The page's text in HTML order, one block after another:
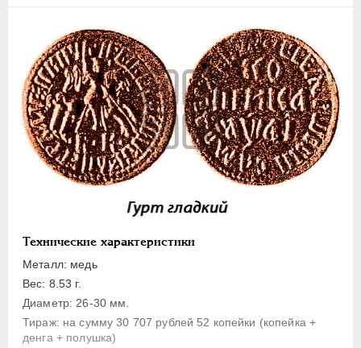
Технические характеристики
Металл: медь
Вес: 8.53 г.
Диаметр: 26-30 мм.
Тираж: на сумму 30 707 рублей 52 копейки (копейка +
денга + полушка)
Полушка
Полполушки
Пробные
Для Речи Посполитой
Монетовидные жетоны
ЕКАТЕРИНА I 1725-1727
1727-1729
АННА ИОАННОВНА 1730-1740
ИОАНН АНТОНОВИЧ
ЕЛИЗАВЕТА
ПЕТР III 1762-1762
ЕКАТЕРИНА II 1762-1796
ПАВЕЛ I 1796-1801